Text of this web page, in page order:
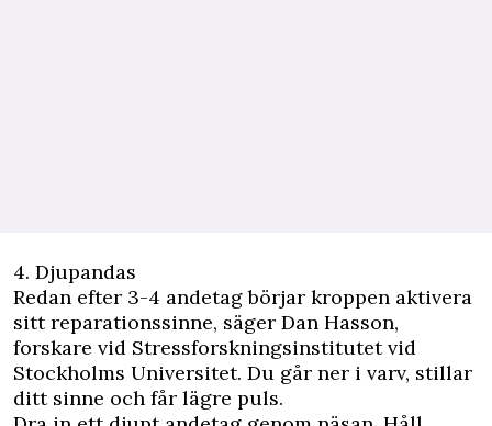
4. Djupandas
Redan efter 3-4 andetag börjar kroppen aktivera
sitt reparationssinne, säger Dan Hasson,
forskare vid Stressforskningsinstitutet vid
Stockholms Universitet. Du går ner i varv, stillar
ditt sinne och får lägre puls.